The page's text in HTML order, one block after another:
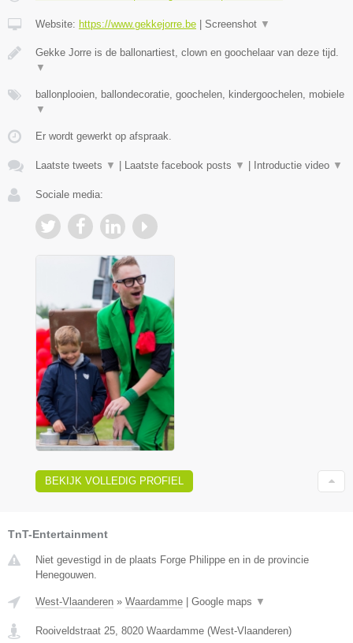
Website: https://www.gekkejorre.be Screenshot ▼
Gekke Jorre is de ballonartiest, clown en goochelaar van deze tijd.
▼
ballonplooien, ballondecoratie, goochelen, kindergoochelen, mobiele
▼
Er wordt gewerkt op afspraak.
Laatste tweets ▼ Laatste facebook posts ▼ Introductie video ▼
Sociale media:
BEKIJK VOLLEDIG PROFIEL
TnT-Entertainment
Niet gevestigd in de plaats Forge Philippe en in de provincie
Henegouwen.
West-Vlaanderen » Waardamme Google maps ▼
Rooiveldstraat 25, 8020 Waardamme (West-Vlaanderen)